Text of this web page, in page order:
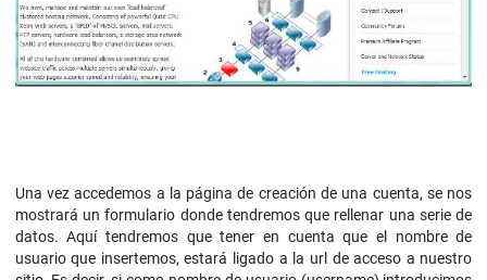
Una vez accedemos a la página de creación de una cuenta, se nos
mostrará un formulario donde tendremos que rellenar una serie de
datos. Aquí tendremos que tener en cuenta que el nombre de
usuario que insertemos, estará ligado a la url de acceso a nuestro